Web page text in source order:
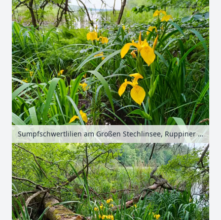
Sumpfschwertlilien am Großen Stechlinsee, Ruppiner Seenland, Brandenburg, Deutschland